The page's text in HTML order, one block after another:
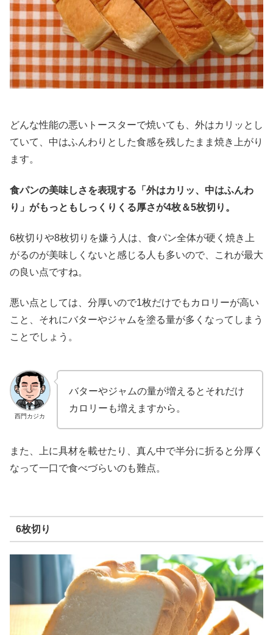
どんな性能の悪いトースターで焼いても、外はカリッとし
ていて、中はふんわりとした食感を残したまま焼き上がり
ます。
食パンの美味しさを表現する「外はカリッ、中はふんわ
り」がもっともしっくりくる厚さが4枚＆5枚切り。
6枚切りや8枚切りを嫌う人は、食パン全体が硬く焼き上
がるのが美味しくないと感じる人も多いので、これが最大
の良い点ですね。
悪い点としては、分厚いので1枚だけでもカロリーが高い
こと、それにバターやジャムを塗る量が多くなってしまう
ことでしょう。
西門カジカ
バターやジャムの量が増えるとそれだけ
カロリーも増えますから。
また、上に具材を載せたり、真ん中で半分に折ると分厚く
なって一口で食べづらいのも難点。
6枚切り